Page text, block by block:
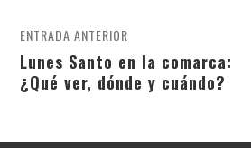
ENTRADA ANTERIOR
Lunes Santo en la comarca:
¿Qué ver, dónde y cuándo?